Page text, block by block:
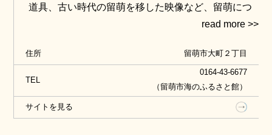
道具、古い時代の留萌を移した映像など、留萌につ
住所 留萌市大町２丁目
TEL
0164-43-6677
（留萌市海のふるさと館）
サイトを見る